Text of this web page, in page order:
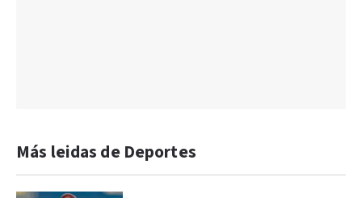
Más leidas de Deportes